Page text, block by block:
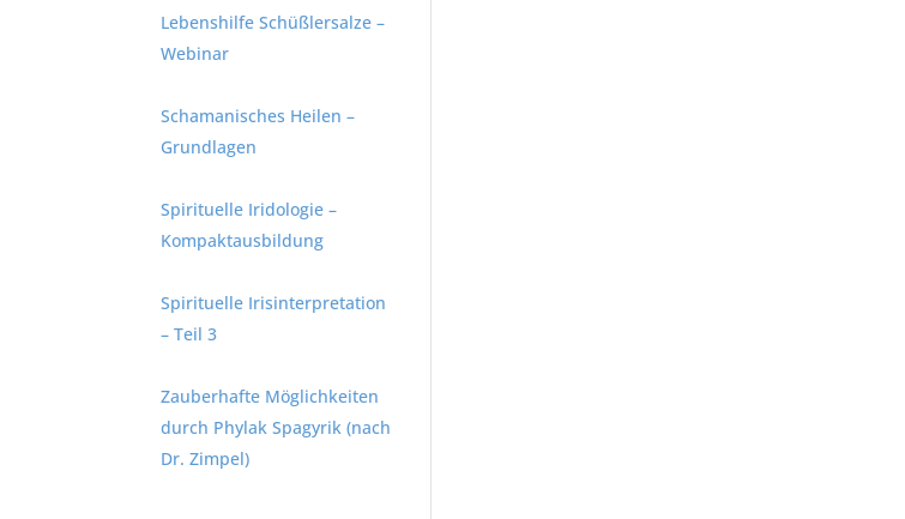
Lebenshilfe Schüßlersalze –
Webinar
Schamanisches Heilen –
Grundlagen
Spirituelle Iridologie –
Kompaktausbildung
Spirituelle Irisinterpretation
– Teil 3
Zauberhafte Möglichkeiten
durch Phylak Spagyrik (nach
Dr. Zimpel)